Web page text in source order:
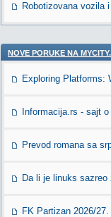
Robotizovana vozila
NOVE PORUKE NA
Exploring Platforms:
Informacija.rs - sajt
Prevod romana sa
Da li je linuks
FK Partizan 2026/27.